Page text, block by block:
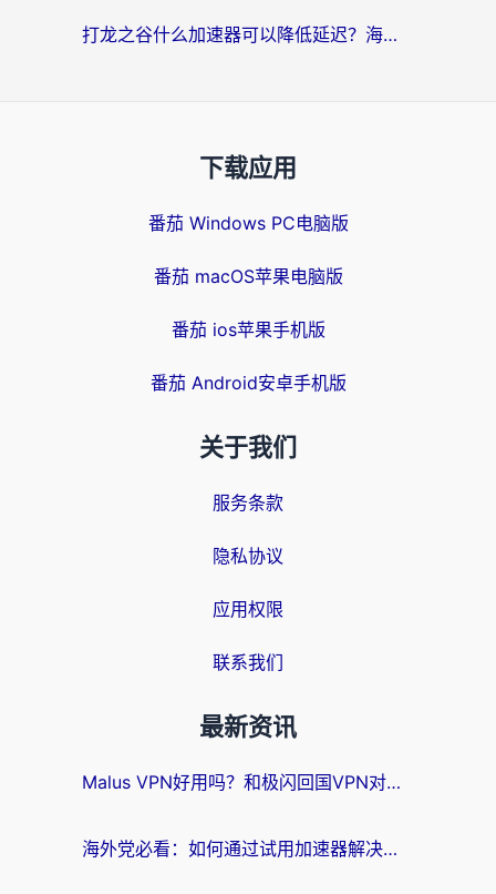
打龙之谷什么加速器可以降低延迟？海外玩家亲测有效的国服加速指南
下载应用
番茄 Windows PC电脑版
番茄 macOS苹果电脑版
番茄 ios苹果手机版
番茄 Android安卓手机版
关于我们
服务条款
隐私协议
应用权限
联系我们
最新资讯
Malus VPN好用吗？和极闪回国VPN对比哪个回国效果更好？海外党亲测3款加速器+避坑指南
海外党必看：如何通过试用加速器解决国内APP地区限制？附2026最新对比测评